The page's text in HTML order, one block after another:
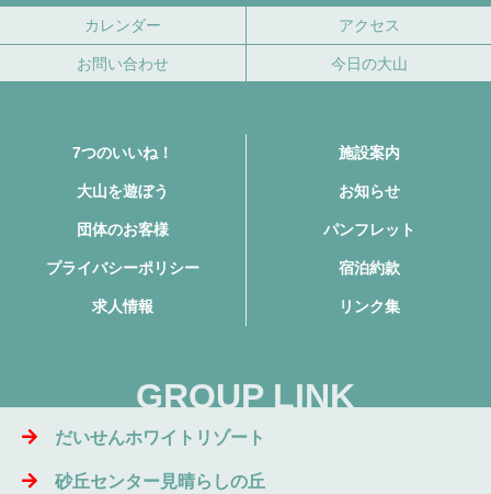
カレンダー アクセス
お問い合わせ 今日の大山
7つのいいね！ 施設案内
大山を遊ぼう お知らせ
団体のお客様 パンフレット
プライバシーポリシー 宿泊約款
求人情報 リンク集
GROUP LINK
だいせんホワイトリゾート
砂丘センター見晴らしの丘